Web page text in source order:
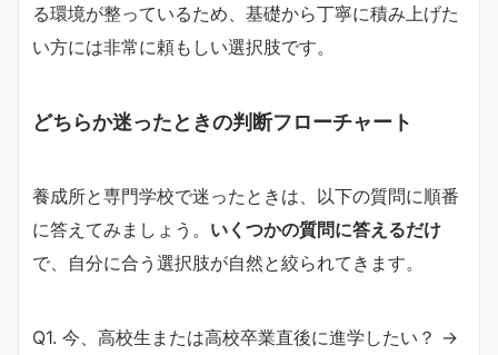
る環境が整っているため、基礎から丁寧に積み上げた
い方には非常に頼もしい選択肢です。
どちらか迷ったときの判断フローチャート
養成所と専門学校で迷ったときは、以下の質問に順番
に答えてみましょう。 いくつかの質問に答えるだけ
で、自分に合う選択肢が自然と絞られてきます。
Q1. 今、高校生または高校卒業直後に進学したい？ →